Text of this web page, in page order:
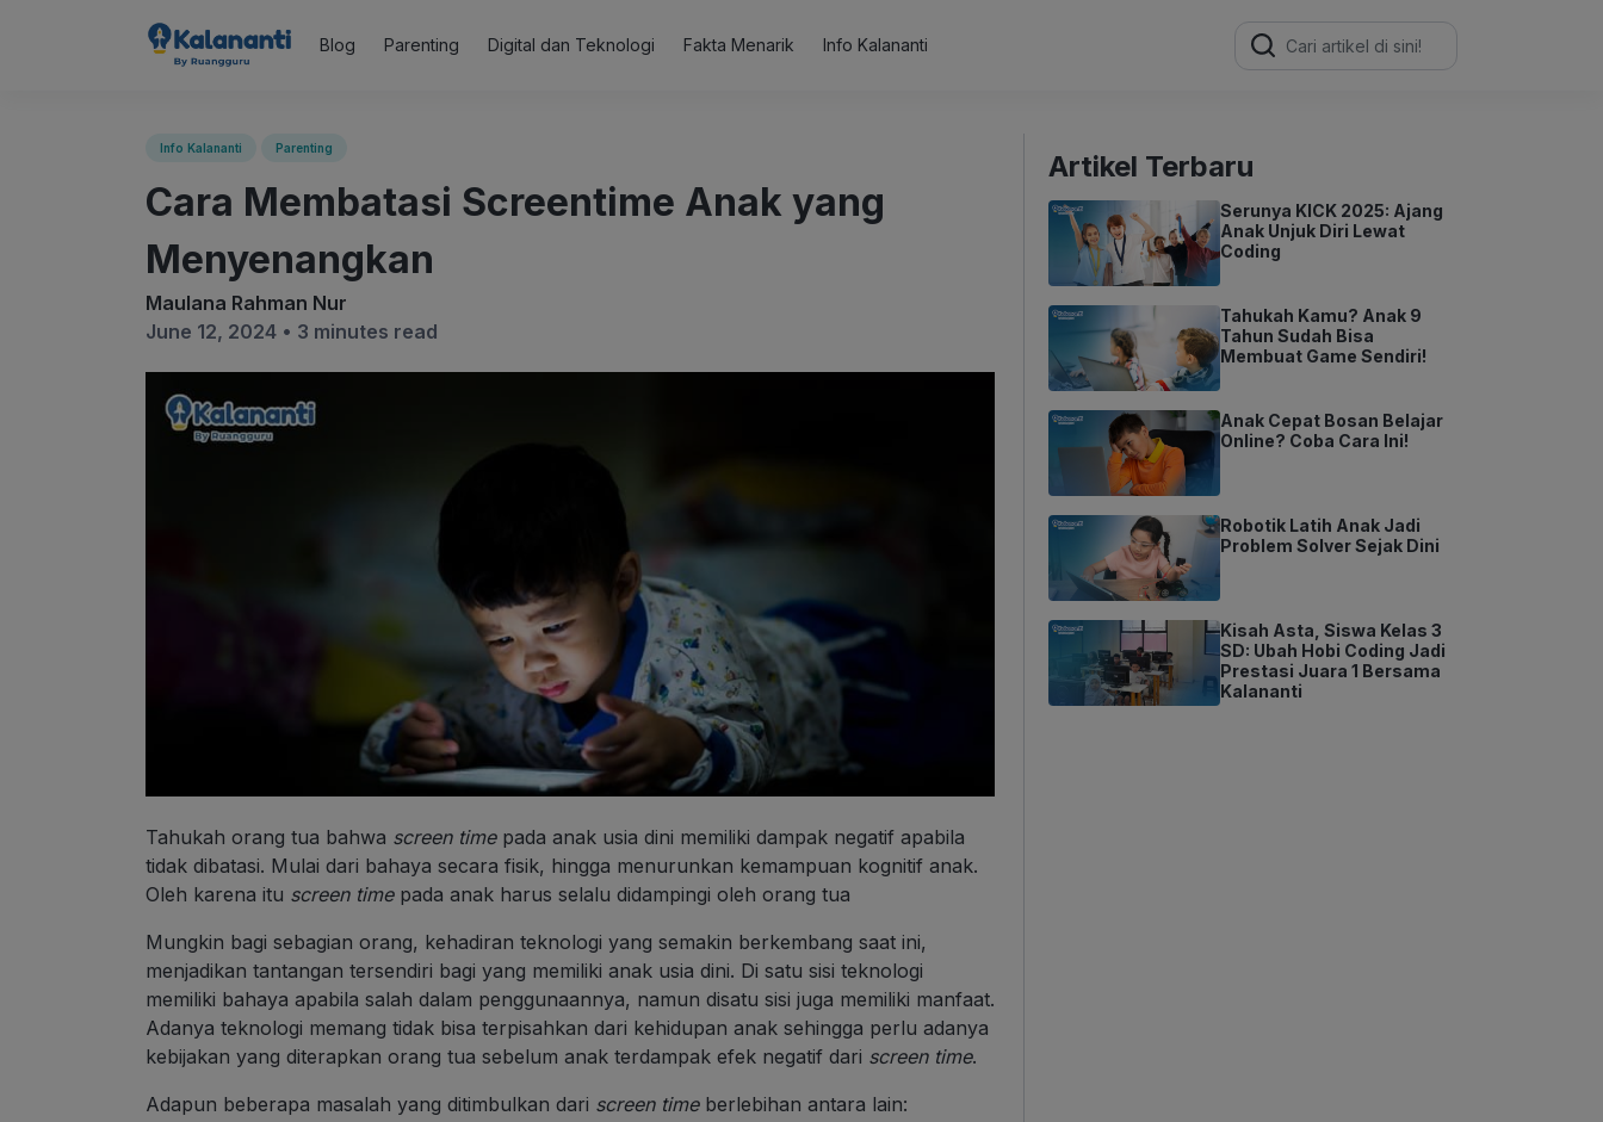
Blog Parenting Digital dan Teknologi Fakta Menarik Info Kalananti
Search
for:
Info Kalananti Parenting
Cara Membatasi Screentime Anak yang
Menyenangkan
Maulana Rahman Nur
June 12, 2024 • 3 minutes read
Tahukah orang tua bahwa screen timepada anak usia dini memiliki dampak negatif apabila
tidak dibatasi. Mulai dari bahaya secara fisik, hingga menurunkan kemampuan kognitif anak.
Oleh karena itu screen timepada anak harus selalu didampingi oleh orang tua
Mungkin bagi sebagian orang, kehadiran teknologi yang semakin berkembang saat ini,
menjadikan tantangan tersendiri bagi yang memiliki anak usia dini. Di satu sisi teknologi
memiliki bahaya apabila salah dalam penggunaannya, namun disatu sisi juga memiliki manfaat.
Adanya teknologi memang tidak bisa terpisahkan dari kehidupan anak sehingga perlu adanya
kebijakan yang diterapkan orang tua sebelum anak terdampak efek negatif dari screen time.
Adapun beberapa masalah yang ditimbulkan dari screen timeberlebihan antara lain:
Artikel Terbaru
Serunya KICK 2025: Ajang
Anak Unjuk Diri Lewat
Coding
Tahukah Kamu? Anak 9
Tahun Sudah Bisa
Membuat Game Sendiri!
Anak Cepat Bosan Belajar
Online? Coba Cara Ini!
Robotik Latih Anak Jadi
Problem Solver Sejak Dini
Kisah Asta, Siswa Kelas 3
SD: Ubah Hobi Coding Jadi
Prestasi Juara 1 Bersama
Kalananti